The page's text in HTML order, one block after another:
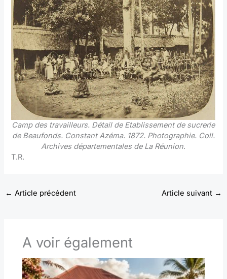
Camp des travailleurs. Détail de Etablissement de sucrerie
de Beaufonds. Constant Azéma. 1872. Photographie. Coll.
Archives départementales de La Réunion.
T.R.
← Article précédent Article suivant →
A voir également